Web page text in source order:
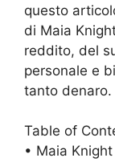
questo
di Maia
reddito, del
personale e
tanto denaro.
Table of
• Maia